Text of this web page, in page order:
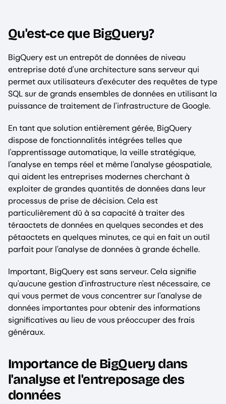
Qu'est-ce que BigQuery?
BigQuery est un entrepôt de données de niveau
entreprise doté d'une architecture sans serveur qui
permet aux utilisateurs d'exécuter des requêtes de type
SQL sur de grands ensembles de données en utilisant la
puissance de traitement de l'infrastructure de Google.
En tant que solution entièrement gérée, BigQuery
dispose de fonctionnalités intégrées telles que
l'apprentissage automatique, la veille stratégique,
l'analyse en temps réel et même l'analyse géospatiale,
qui aident les entreprises modernes cherchant à
exploiter de grandes quantités de données dans leur
processus de prise de décision. Cela est
particulièrement dû à sa capacité à traiter des
téraoctets de données en quelques secondes et des
pétaoctets en quelques minutes, ce qui en fait un outil
parfait pour l'analyse de données à grande échelle.
Important, BigQuery est sans serveur. Cela signifie
qu'aucune gestion d'infrastructure n'est nécessaire, ce
qui vous permet de vous concentrer sur l'analyse de
données importantes pour obtenir des informations
significatives au lieu de vous préoccuper des frais
généraux.
Importance de BigQuery dans
l'analyse et l'entreposage des
données